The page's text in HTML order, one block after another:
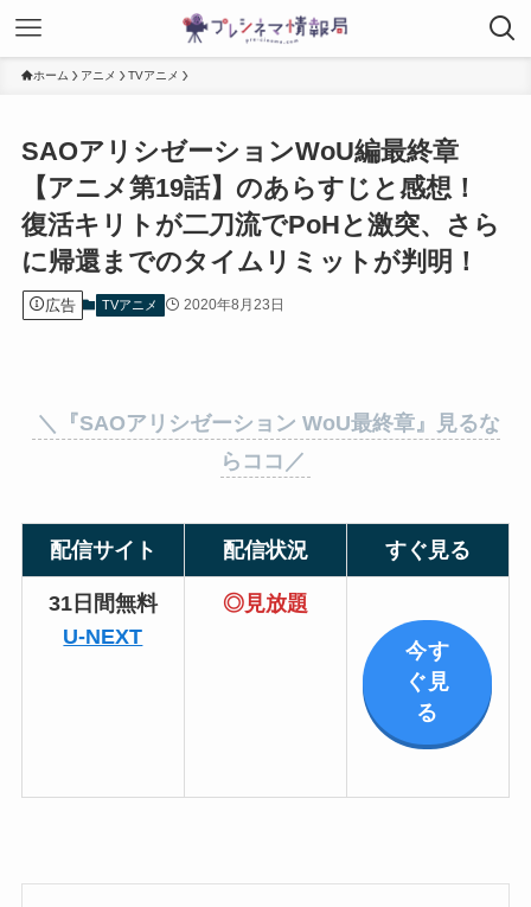
ホーム アニメ TVアニメ
SAOアリシゼーションWoU編最終章
【アニメ第19話】のあらすじと感想！
復活キリトが二刀流でPoHと激突、さら
に帰還までのタイムリミットが判明！
広告 TVアニメ 2020年8月23日
＼『SAOアリシゼーション WoU最終章』見るな
らココ／
配信サイト 配信状況 すぐ見る
31日間無料
U-NEXT
◎見放題
今す
ぐ見
る